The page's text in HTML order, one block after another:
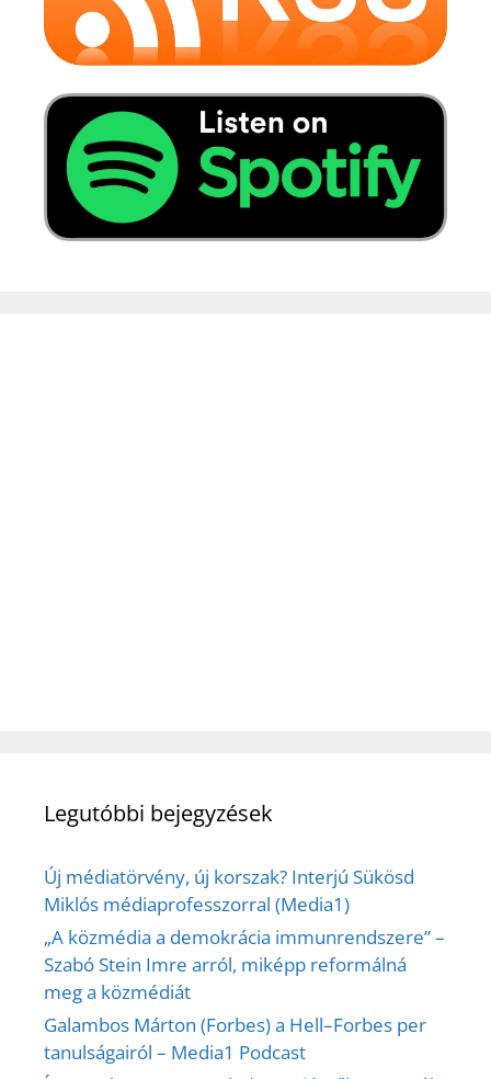
Legutóbbi bejegyzések
Új médiatörvény, új korszak? Interjú Sükösd
Miklós médiaprofesszorral (Media1)
„A közmédia a demokrácia immunrendszere” –
Szabó Stein Imre arról, miképp reformálná
meg a közmédiát
Galambos Márton (Forbes) a Hell–Forbes per
tanulságairól – Media1 Podcast